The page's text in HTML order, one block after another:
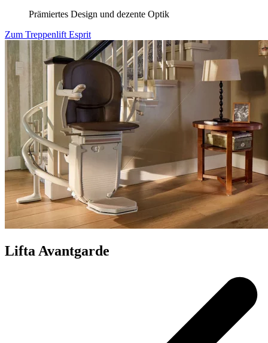
Prämiertes Design und dezente Optik
Zum Treppenlift Esprit
Lifta Avantgarde